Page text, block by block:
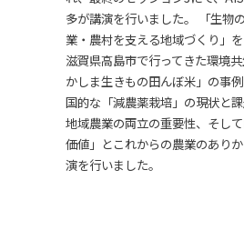
多が講演を行いました。 「生物
業・農村を支える地域づくり」
滋賀県高島市で行ってきた環境
かしま生きもの田んぼ米」の事
国的な「減農薬栽培」の現状と
地域農業の両立の重要性、そし
価値」とこれからの農業のあり
演を行いました。